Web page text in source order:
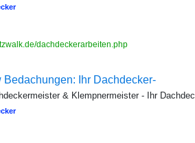
dachdeckerarbeiten.php
Bedachungen: Ihr Dachdecker-
& Klempnermeister - Ihr